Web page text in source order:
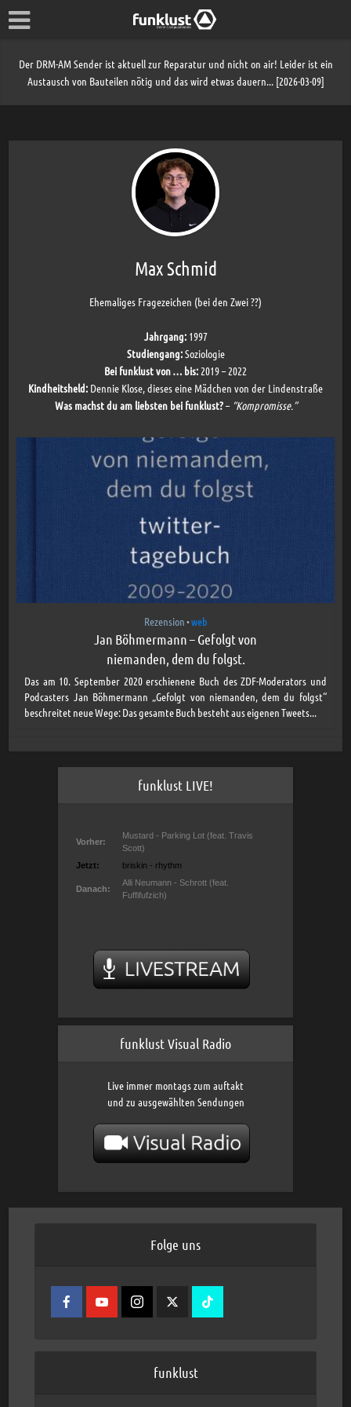
Der DRM-AM Sender ist aktuell zur Reparatur und nicht on air! Leider ist ein
Austausch von Bauteilen nötig und das wird etwas dauern... [2026-03-09]
Max Schmid
Ehemaliges Fragezeichen (bei den Zwei ??)
Jahrgang:1997
Studiengang:Soziologie
Bei funklust von … bis: 2019 – 2022
Kindheitsheld: Dennie Klose, dieses eine Mädchen von der Lindenstraße
Was machst du am liebsten bei funklust?– “Kompromisse.”
Rezension•web
Jan Böhmermann – Gefolgt von
niemanden, dem du folgst.
Das am 10. September 2020 erschienene Buch des ZDF-Moderators und
Podcasters Jan Böhmermann „Gefolgt von niemanden, dem du folgst“
beschreitet neue Wege: Das gesamte Buch besteht aus eigenen Tweets...
funklust LIVE!
funklust Visual Radio
Live immer montags zum auftakt
und zu ausgewählten Sendungen
Folge uns
funklust